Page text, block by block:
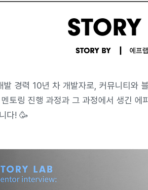
경력 10년 차 개발자로, 커뮤니티와
토링 진행 과정과 그 과정에서 생긴 에
다! 🥳